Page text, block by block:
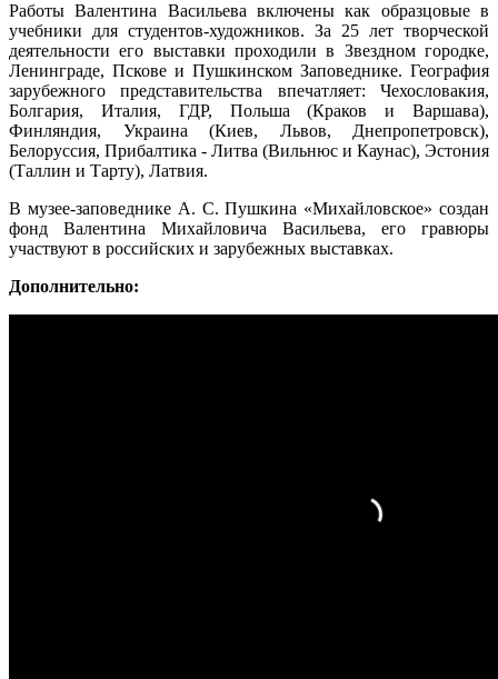
Работы Валентина Васильева включены как образцовые в
учебники для студентов-художников. За 25 лет творческой
деятельности его выставки проходили в Звездном городке,
Ленинграде, Пскове и Пушкинском Заповеднике. География
зарубежного представительства впечатляет: Чехословакия,
Болгария, Италия, ГДР, Польша (Краков и Варшава),
Финляндия, Украина (Киев, Львов, Днепропетровск),
Белоруссия, Прибалтика - Литва (Вильнюс и Каунас), Эстония
(Таллин и Тарту), Латвия.
В музее-заповеднике А. С. Пушкина «Михайловское» создан
фонд Валентина Михайловича Васильева, его гравюры
участвуют в российских и зарубежных выставках.
Дополнительно: